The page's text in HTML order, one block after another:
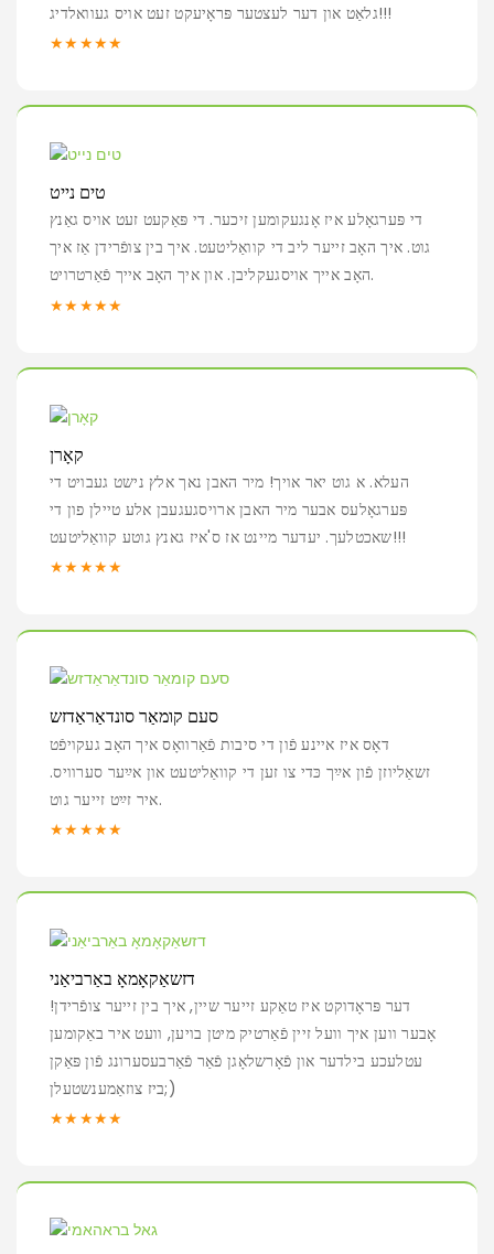
גלאַט און דער לעצטער פּראָיעקט זעט אויס געוואלדיג!!!
★★★★★
טים נייט
די פּערגאָלע איז אָנגעקומען זיכער. די פּאַקעט זעט אויס גאַנץ
גוט. איך האָב זייער ליב די קוואַליטעט. איך בין צופֿרידן אַז איך
האָב אייך אויסגעקליבן. און איך האָב אייך פֿאַרטרויט.
★★★★★
קאָרן
העלא. א גוט יאר אויך! מיר האבן נאך אלץ נישט געבויט די
פּערגאָלעס אבער מיר האבן ארויסגעגעבן אלע טיילן פון די
שאכטלעך. יעדער מיינט אז ס'איז גאנץ גוטע קוואַליטעט!!!
★★★★★
סעם קומאַר סונדאַראַדזש
דאָס איז איינע פֿון די סיבות פֿאַרוואָס איך האָב געקויפֿט
זשאַליוזן פֿון אײַך כּדי צו זען די קוואַליטעט און אײַער סערוויס.
איר זײַט זייער גוט.
★★★★★
דזשאַקאָמאָ באַרביאַני
דער פּראָדוקט איז טאַקע זייער שיין, איך בין זייער צופֿרידן!
אָבער ווען איך וועל זיין פֿאַרטיק מיטן בויען, וועט איר באַקומען
עטלעכע בילדער און פֿאָרשלאָגן פֿאַר פֿאַרבעסערונג פֿון פּאַקן
ביז צוזאַמענשטעלן;)
★★★★★